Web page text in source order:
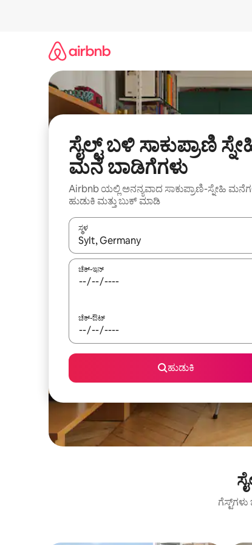
ಸೈಲ್ಟ್ ಬಳಿ ಸಾಕುಪ್ರಾಣಿ
ಮನೆ ಬಾಡಿಗೆಗಳು
Airbnb ಯಲ್ಲಿ ಅನನ್ಯವಾದ ಸಾಕುಪ್ರಾಣಿ-ಸ್ನೇಹಿ
ಹುಡುಕಿ ಮತ್ತು ಬುಕ್ ಮಾಡಿ
ಸ್ಥಳ
ಫಲಿತಾಂಶಗಳು ಲಭ್ಯವಿರುವಾಗ, ಅಪ್ ಮತ್ತು ಡೌನ್
ಚೆಕ್-ಇನ್
ಚೆಕ್-ಔಟ್
ಹುಡುಕಿ
ಗೆಸ್ಟ್‌ಗಳು